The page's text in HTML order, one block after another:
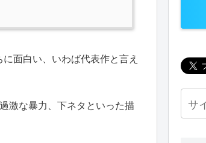
面白い、いわば代表作と言え
激な暴力、下ネタといった描